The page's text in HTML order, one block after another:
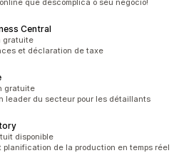
que descomplica o seu negócio!
Central
gratuite
et déclaration de taxe
gratuite
leader du secteur pour les détaillants
disponible
planification de la production en temps réel